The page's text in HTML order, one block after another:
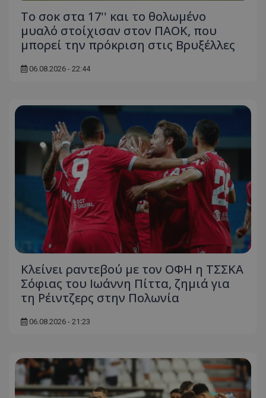
Το σοκ στα 17'' και το θολωμένο
μυαλό στοίχισαν στον ΠΑΟΚ, που
μπορεί την πρόκριση στις Βρυξέλλες
06.08.2026 - 22:44
Κλείνει ραντεβού με τον ΟΦΗ η ΤΣΣΚΑ
Σόφιας του Ιωάννη Πίττα, ζημιά για
τη Ρέιντζερς στην Πολωνία
06.08.2026 - 21:23